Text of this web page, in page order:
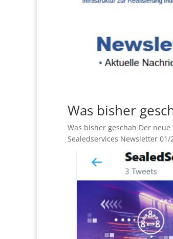
Was bisher
Was bisher geschah Der
Sealedservices Newsletter 01/